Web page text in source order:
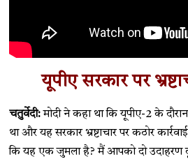
यूपीए सरकार पर
चतुर्वेदी:मोदी ने कहा था कि यूपीए-2 के
था और यह सरकार भ्रष्टाचार पर कठोर
कि यह एक जुमला है? मैं आपको दो उदाहरण